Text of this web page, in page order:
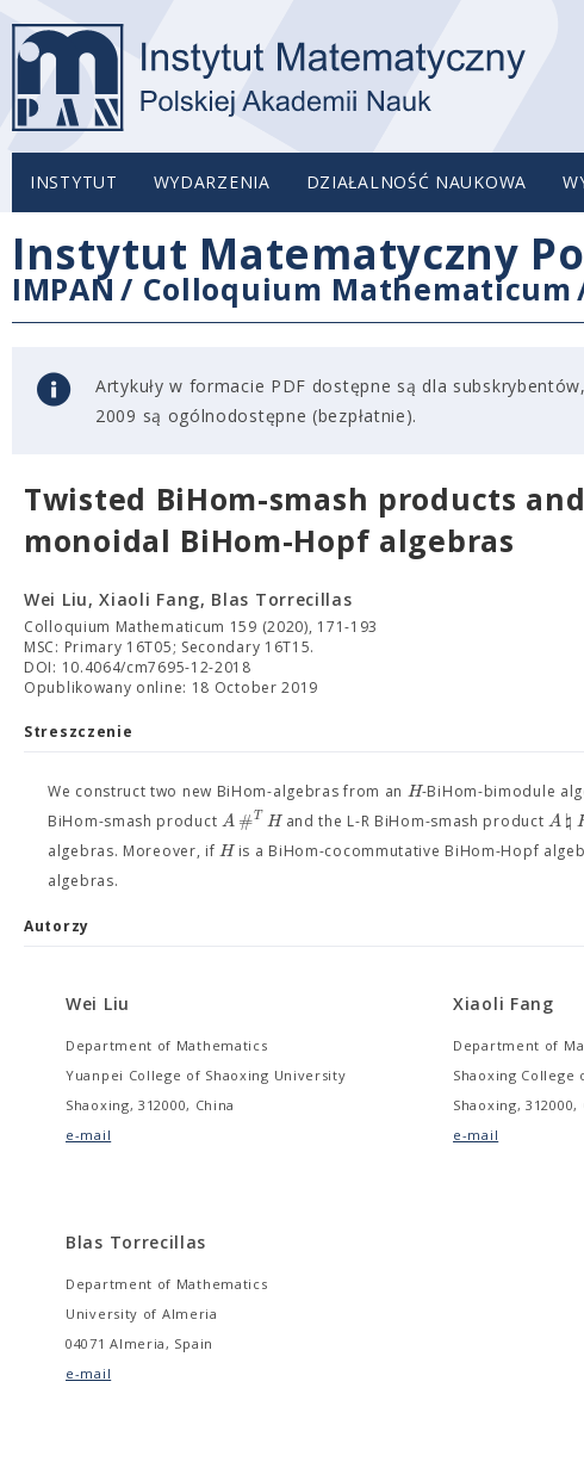
INSTYTUT WYDARZENIA DZIAŁALNOŚĆ NAUKOWA
Instytut Matematyczny
IMPAN / Colloquium Mathematicum
Artykuły w formacie PDF dostępne są dla
2009 są ogólnodostępne (bezpłatnie).
Twisted BiHom-smash products
monoidal BiHom-Hopf algebras
Wei Liu, Xiaoli Fang, Blas Torrecillas
Colloquium Mathematicum 159 (2020), 171-193
MSC: Primary 16T05; Secondary 16T15.
DOI: 10.4064/cm7695-12-2018
Opublikowany online: 18 October 2019
Streszczenie
We construct two new BiHom-algebras from an H-BiHom-bimodule
BiHom-smash product A#T Hand the L-R BiHom-smash productA♮
algebras. Moreover, ifHis a BiHom-cocommutative BiHom-Hopf
algebras.
Autorzy
Wei Liu
Department of Mathematics
Yuanpei College of Shaoxing University
Shaoxing, 312000, China
e-mail
Xiaoli Fang
Department of
Shaoxing College
Shaoxing, 312000,
e-mail
Blas Torrecillas
Department of Mathematics
University of Almeria
04071 Almeria, Spain
e-mail